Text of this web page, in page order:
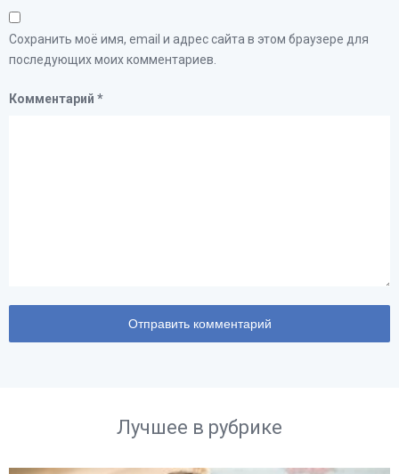
Сохранить моё имя, email и адрес сайта в этом браузере для
последующих моих комментариев.
Комментарий *
Лучшее в рубрике